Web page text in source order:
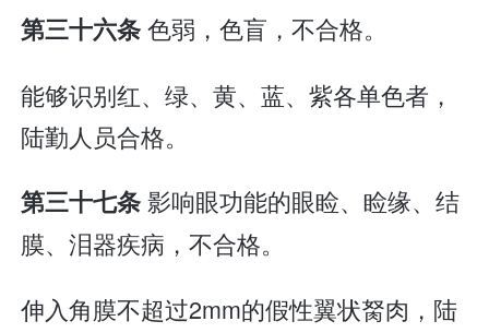
第三十六条色弱，色盲，不合格。
能够识别红、绿、黄、蓝、紫各单色者，
陆勤人员合格。
第三十七条影响眼功能的眼睑、睑缘、结
膜、泪器疾病，不合格。
伸入角膜不超过2mm的假性翼状胬肉，陆